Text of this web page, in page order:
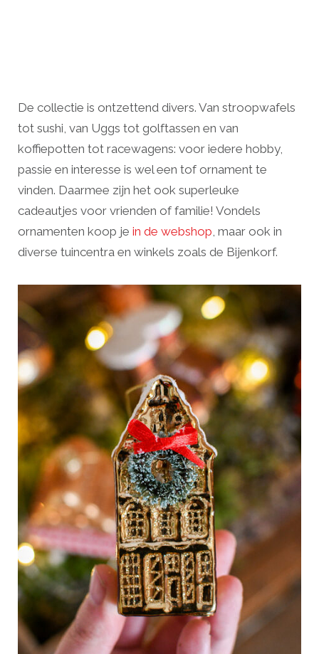
De collectie is ontzettend divers. Van stroopwafels
tot sushi, van Uggs tot golftassen en van
koffiepotten tot racewagens: voor iedere hobby,
passie en interesse is wel een tof ornament te
vinden. Daarmee zijn het ook superleuke
cadeautjes voor vrienden of familie! Vondels
ornamenten koop je in de webshop , maar ook in
diverse tuincentra en winkels zoals de Bijenkorf.